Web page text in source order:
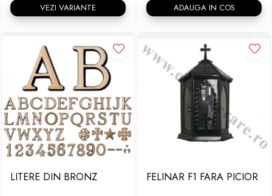
VEZI VARIANTE ADAUGA IN COS
LITERE DIN BRONZ FELINAR F1 FARA PICIOR